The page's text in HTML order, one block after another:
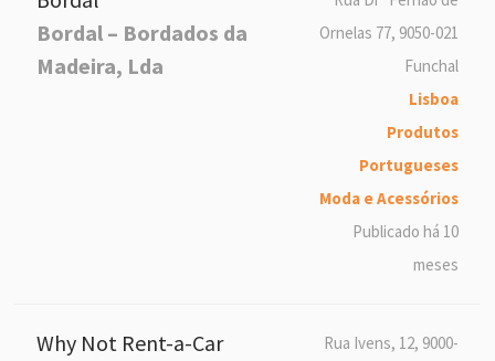
Bordal – Bordados da
Madeira, Lda
Ornelas 77, 9050-021
Funchal
Lisboa
Produtos
Portugueses
Moda e Acessórios
Publicado há 10
meses
Why Not Rent-a-Car
Rua Ivens, 12, 9000-